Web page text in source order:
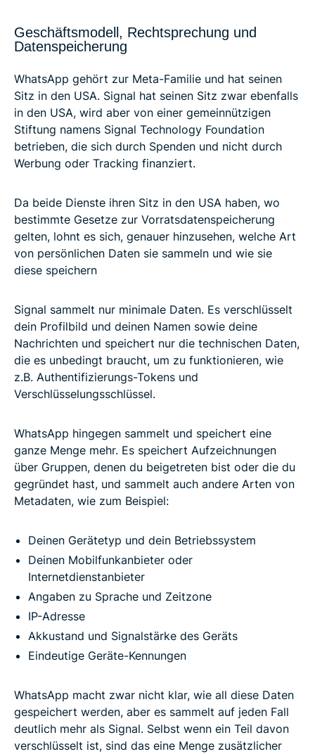
Geschäftsmodell, Rechtsprechung und
Datenspeicherung
WhatsApp gehört zur Meta-Familie und hat seinen
Sitz in den USA. Signal hat seinen Sitz zwar ebenfalls
in den USA, wird aber von einer gemeinnützigen
Stiftung namens Signal Technology Foundation
betrieben, die sich durch Spenden und nicht durch
Werbung oder Tracking finanziert.
Da beide Dienste ihren Sitz in den USA haben, wo
bestimmte Gesetze zur Vorratsdatenspeicherung
gelten, lohnt es sich, genauer hinzusehen, welche Art
von persönlichen Daten sie sammeln und wie sie
diese speichern
Signal sammelt nur minimale Daten. Es verschlüsselt
dein Profilbild und deinen Namen sowie deine
Nachrichten und speichert nur die technischen Daten,
die es unbedingt braucht, um zu funktionieren, wie
z.B. Authentifizierungs-Tokens und
Verschlüsselungsschlüssel.
WhatsApp hingegen sammelt und speichert eine
ganze Menge mehr. Es speichert Aufzeichnungen
über Gruppen, denen du beigetreten bist oder die du
gegründet hast, und sammelt auch andere Arten von
Metadaten, wie zum Beispiel:
Deinen Gerätetyp und dein Betriebssystem
Deinen Mobilfunkanbieter oder
Internetdienstanbieter
Angaben zu Sprache und Zeitzone
IP-Adresse
Akkustand und Signalstärke des Geräts
Eindeutige Geräte-Kennungen
WhatsApp macht zwar nicht klar, wie all diese Daten
gespeichert werden, aber es sammelt auf jeden Fall
deutlich mehr als Signal. Selbst wenn ein Teil davon
verschlüsselt ist, sind das eine Menge zusätzlicher